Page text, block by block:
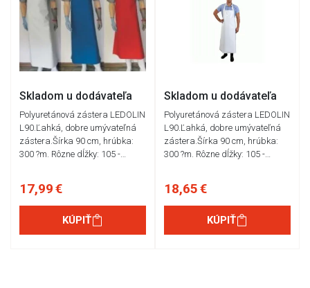
Skladom u dodávateľa
Polyuretánová zástera LEDOLIN
L90.Ľahká, dobre umývateľná
zástera.Šírka 90 cm, hrúbka:
300 ?m. Rôzne dĺžky: 105 -…
17,99 €
KÚPIŤ
Skladom u dodávateľa
Polyuretánová zástera LEDOLIN
L90.Ľahká, dobre umývateľná
zástera.Šírka 90 cm, hrúbka:
300 ?m. Rôzne dĺžky: 105 -…
18,65 €
KÚPIŤ